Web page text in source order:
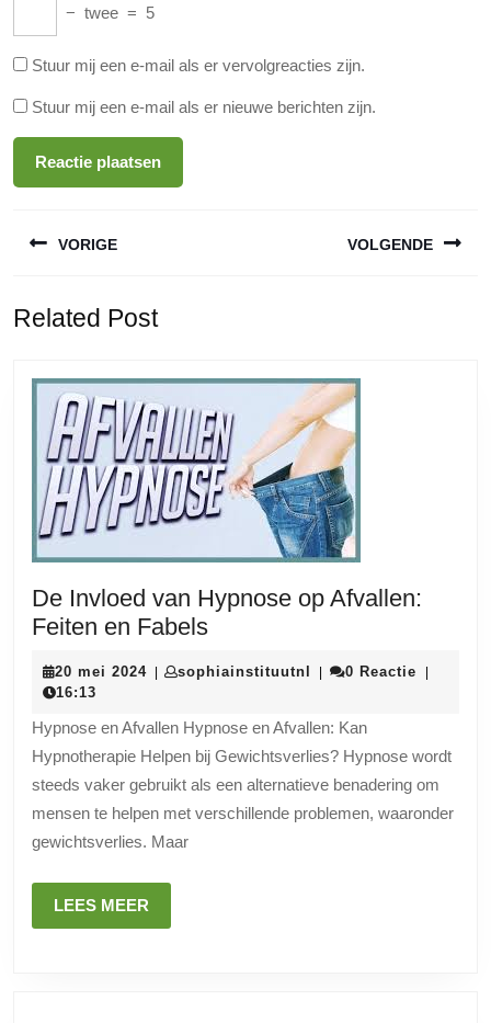
− twee = 5
Stuur mij een e-mail als er vervolgreacties zijn.
Stuur mij een e-mail als er nieuwe berichten zijn.
VORIGE
bericht:
VOLGENDE
Related Post
De Invloed van Hypnose op Afvallen:
Feiten en FabelsDe
van
op
Afvallen:
Feiten
en
20 mei 202420| sophiainstituutnl sophiainstituutnl
| 0 Reactie |
16:13
Hypnose en Afvallen Hypnose en Afvallen: Kan
Hypnotherapie Helpen bij Gewichtsverlies? Hypnose wordt
steeds vaker gebruikt als een alternatieve benadering om
mensen te helpen met verschillende problemen, waaronder
gewichtsverlies. Maar
LEES MEER
MEER